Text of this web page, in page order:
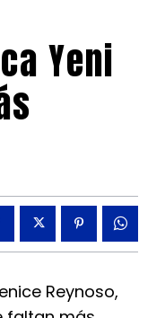
Yeni
Reynoso,